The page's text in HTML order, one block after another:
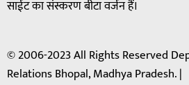
साईट का संस्करण बीटा वर्जन हैं।
© 2006-2023 All Rights Reserved
Relations Bhopal, Madhya Pradesh. |